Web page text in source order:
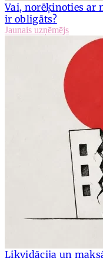
Vai, norēķinoties ar
ir obligāts?
Jaunais uzņēmējs
Likvidācija un